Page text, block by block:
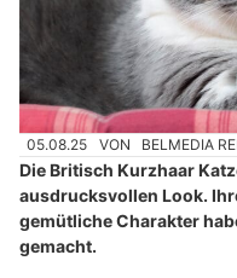
05.08.25 VON BELMEDIA
Die Britisch Kurzhaar
ausdrucksvollen Look.
gemütliche Charakter
gemacht.